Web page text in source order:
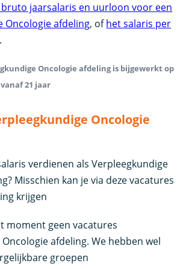
jaarsalaris en uurloon voor een
Oncologie afdeling, ofhet salaris per
.
Oncologie afdeling is bijgewerkt op
vanaf 21 jaar
Oncologie
verdienen als Verpleegkundige
Misschien kan je via deze vacatures
krijgen
moment geen vacatures
afdeling. We hebben wel
groepen